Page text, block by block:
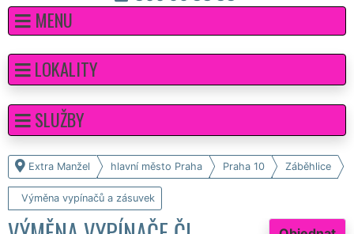
MENU
Extra Manžel hlavní město Praha Praha 10 Záběhlice
Výměna vypínačů a zásuvek
LOKALITY
SLUŽBY